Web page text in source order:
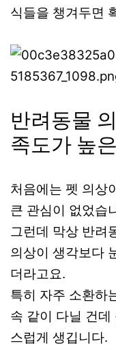
식들을 챙겨두면
반려동물
족도가 높
처음에는 펫 의상
큰 관심이 없었습
그런데 막상 반려
의상이 생각보다
더라고요.
특히 자주 소환하
속 같이 다닐 건데
스럽게 생깁니다.